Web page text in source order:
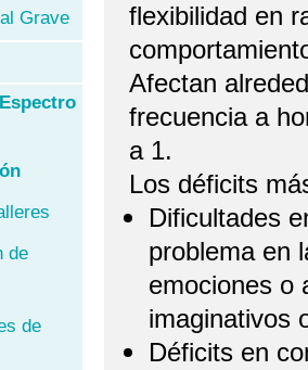
Grave
de
de
flexibilidad en
Afectan
frecuencia a
a 1.
Los déficits
Dificultades
problema en
emociones o
imaginativos
Déficits en